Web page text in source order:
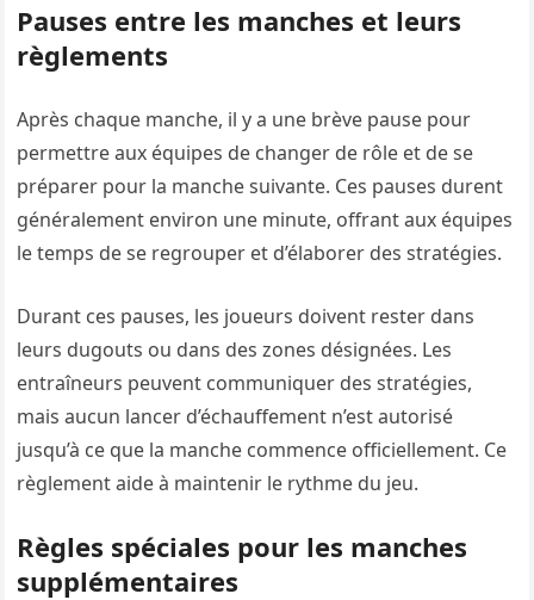
Pauses entre les manches et leurs
règlements
Après chaque manche, il y a une brève pause pour
permettre aux équipes de changer de rôle et de se
préparer pour la manche suivante. Ces pauses durent
généralement environ une minute, offrant aux équipes
le temps de se regrouper et d’élaborer des stratégies.
Durant ces pauses, les joueurs doivent rester dans
leurs dugouts ou dans des zones désignées. Les
entraîneurs peuvent communiquer des stratégies,
mais aucun lancer d’échauffement n’est autorisé
jusqu’à ce que la manche commence officiellement. Ce
règlement aide à maintenir le rythme du jeu.
Règles spéciales pour les manches
supplémentaires